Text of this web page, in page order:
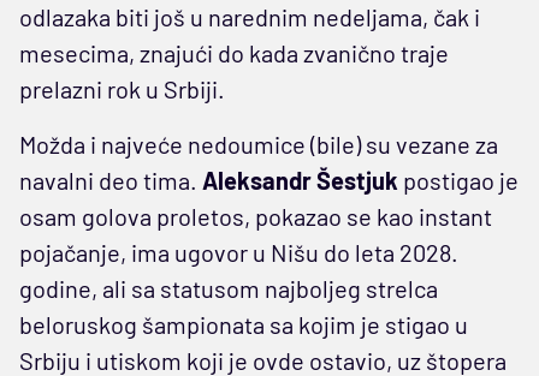
odlazaka biti još u narednim nedeljama, čak i
mesecima, znajući do kada zvanično traje
prelazni rok u Srbiji.
Možda i najveće nedoumice (bile) su vezane za
navalni deo tima. Aleksandr Šestjuk postigao je
osam golova proletos, pokazao se kao instant
pojačanje, ima ugovor u Nišu do leta 2028.
godine, ali sa statusom najboljeg strelca
beloruskog šampionata sa kojim je stigao u
Srbiju i utiskom koji je ovde ostavio, uz štopera